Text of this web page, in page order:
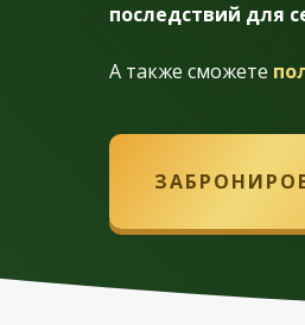
последствий для
А также сможете